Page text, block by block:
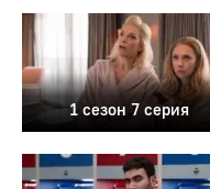
1 сезон 7 серия